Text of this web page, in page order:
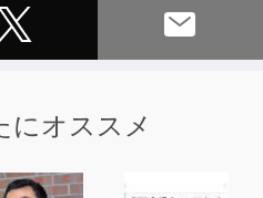
違は、一般には、二つの学派
ば海を重視する英米系地政学
。陸を重視する大陸系地政学
にオススメ